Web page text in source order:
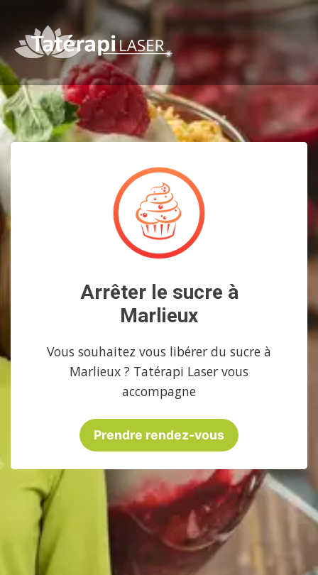
Arrêter le sucre à
Marlieux
Vous souhaitez vous libérer du sucre à
Marlieux ? Tatérapi Laser vous
accompagne
Prendre rendez-vous